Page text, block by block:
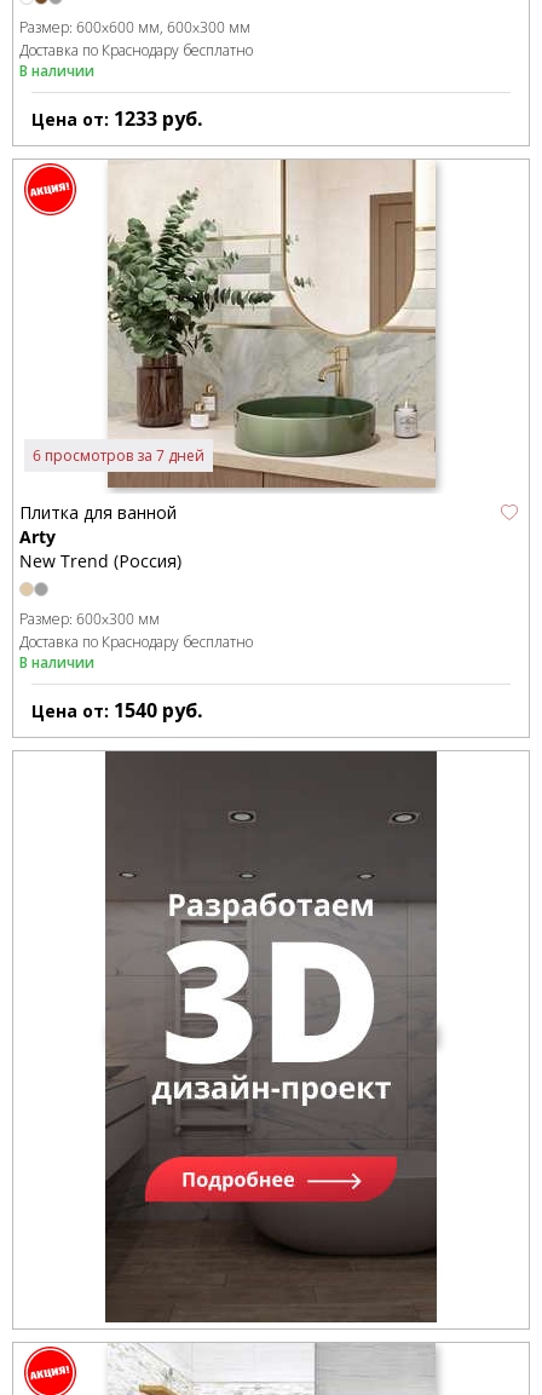
Размер: 600x600 мм 600x300 мм
Доставка по Краснодару бесплатно
В наличии
Цена от: 1233 руб.
6 просмотров за 7 дней
Плитка для ванной
Arty
New Trend (Россия)
Размер: 600x300 мм
Доставка по Краснодару бесплатно
В наличии
Цена от: 1540 руб.